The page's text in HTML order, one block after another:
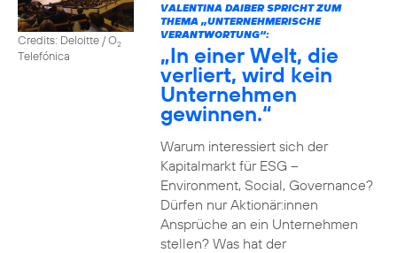
Credits: Deloitte / O2
Telefónica
VALENTINA DAIBER SPRICHT ZUM
THEMA „UNTERNEHMERISCHE
VERANTWORTUNG“:
„In einer Welt, die
verliert, wird kein
Unternehmen
gewinnen.“
Warum interessiert sich der
Kapitalmarkt für ESG –
Environment, Social, Governance?
Dürfen nur Aktionär:innen
Ansprüche an ein Unternehmen
stellen? Was hat der